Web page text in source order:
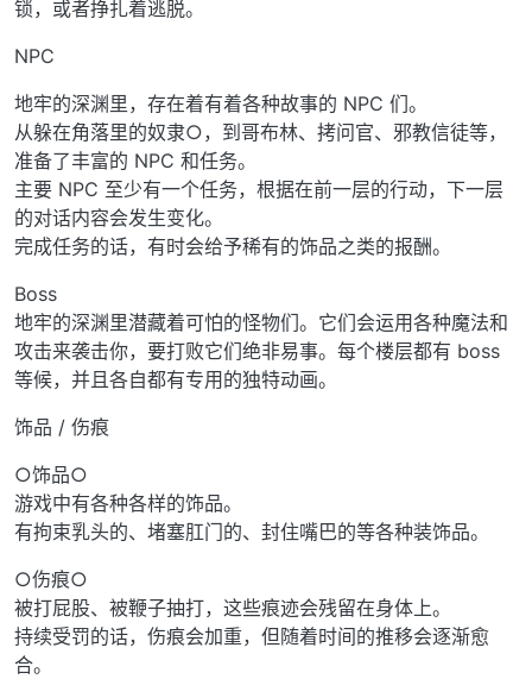
锁，或者挣扎着逃脱。
NPC
地牢的深渊里，存在着有着各种故事的 NPC 们。
从躲在角落里的奴隶○，到哥布林、拷问官、邪教信徒等，
准备了丰富的 NPC 和任务。
主要 NPC 至少有一个任务，根据在前一层的行动，下一层
的对话内容会发生变化。
完成任务的话，有时会给予稀有的饰品之类的报酬。
Boss
地牢的深渊里潜藏着可怕的怪物们。它们会运用各种魔法和
攻击来袭击你，要打败它们绝非易事。每个楼层都有 boss
等候，并且各自都有专用的独特动画。
饰品 / 伤痕
○饰品○
游戏中有各种各样的饰品。
有拘束乳头的、堵塞肛门的、封住嘴巴的等各种装饰品。
○伤痕○
被打屁股、被鞭子抽打，这些痕迹会残留在身体上。
持续受罚的话，伤痕会加重，但随着时间的推移会逐渐愈
合。